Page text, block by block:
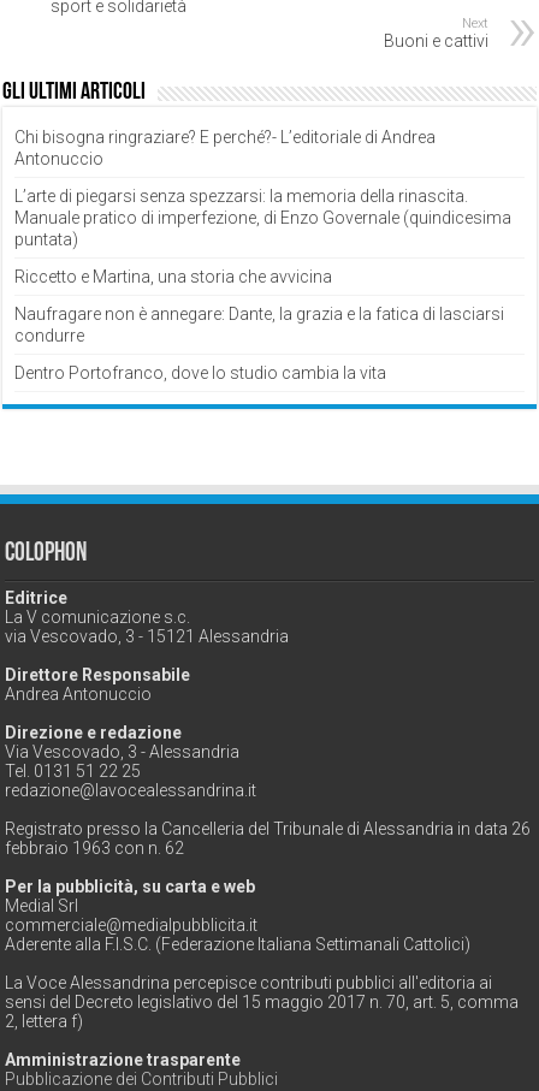
sport e solidarietà
Next
Buoni e cattivi
Gli ultimi articoli
Chi bisogna ringraziare? E perché?- L’editoriale di Andrea
Antonuccio
L’arte di piegarsi senza spezzarsi: la memoria della rinascita.
Manuale pratico di imperfezione, di Enzo Governale (quindicesima
puntata)
Riccetto e Martina, una storia che avvicina
Naufragare non è annegare: Dante, la grazia e la fatica di lasciarsi
condurre
Dentro Portofranco, dove lo studio cambia la vita
Colophon
Editrice
La V comunicazione s.c.
via Vescovado, 3 - 15121 Alessandria
Direttore Responsabile
Andrea Antonuccio
Direzione e redazione
Via Vescovado, 3 - Alessandria
Tel. 0131 51 22 25
redazione@lavocealessandrina.it
Registrato presso la Cancelleria del Tribunale di Alessandria in data 26
febbraio 1963 con n. 62
Per la pubblicità, su carta e web
Medial Srl
commerciale@medialpubblicita.it
Aderente alla F.I.S.C. (Federazione Italiana Settimanali Cattolici)
La Voce Alessandrina percepisce contributi pubblici all'editoria ai
sensi del Decreto legislativo del 15 maggio 2017 n. 70, art. 5, comma
2, lettera f)
Amministrazione trasparente
Pubblicazione dei Contributi Pubblici